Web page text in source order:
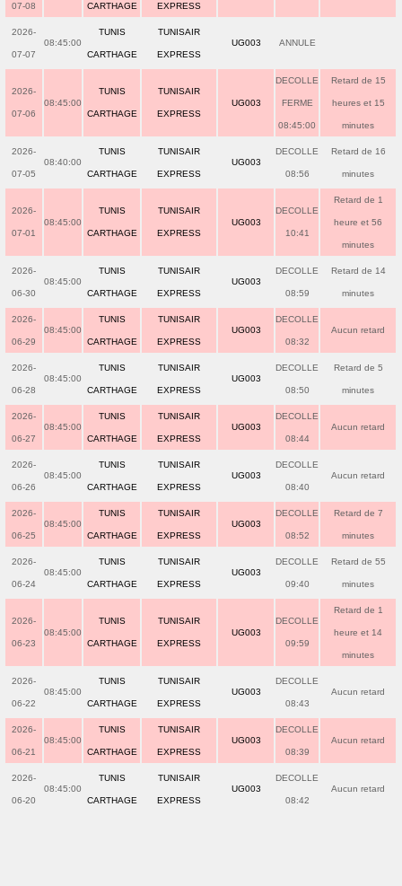
07-08 CARTHAGE EXPRESS
2026-
07-07
08:45:00
TUNIS
CARTHAGE
TUNISAIR
EXPRESS
UG003 ANNULE
2026-
07-06
08:45:00
TUNIS
CARTHAGE
TUNISAIR
EXPRESS
UG003
DECOLLE
FERME
08:45:00
Retard de 15
heures et 15
minutes
2026-
07-05
08:40:00
TUNIS
CARTHAGE
TUNISAIR
EXPRESS
UG003
DECOLLE
08:56
Retard de 16
minutes
2026-
07-01
08:45:00
TUNIS
CARTHAGE
TUNISAIR
EXPRESS
UG003
DECOLLE
10:41
Retard de 1
heure et 56
minutes
2026-
06-30
08:45:00
TUNIS
CARTHAGE
TUNISAIR
EXPRESS
UG003
DECOLLE
08:59
Retard de 14
minutes
2026-
06-29
08:45:00
TUNIS
CARTHAGE
TUNISAIR
EXPRESS
UG003
DECOLLE
08:32
Aucun retard
2026-
06-28
08:45:00
TUNIS
CARTHAGE
TUNISAIR
EXPRESS
UG003
DECOLLE
08:50
Retard de 5
minutes
2026-
06-27
08:45:00
TUNIS
CARTHAGE
TUNISAIR
EXPRESS
UG003
DECOLLE
08:44
Aucun retard
2026-
06-26
08:45:00
TUNIS
CARTHAGE
TUNISAIR
EXPRESS
UG003
DECOLLE
08:40
Aucun retard
2026-
06-25
08:45:00
TUNIS
CARTHAGE
TUNISAIR
EXPRESS
UG003
DECOLLE
08:52
Retard de 7
minutes
2026-
06-24
08:45:00
TUNIS
CARTHAGE
TUNISAIR
EXPRESS
UG003
DECOLLE
09:40
Retard de 55
minutes
2026-
06-23
08:45:00
TUNIS
CARTHAGE
TUNISAIR
EXPRESS
UG003
DECOLLE
09:59
Retard de 1
heure et 14
minutes
2026-
06-22
08:45:00
TUNIS
CARTHAGE
TUNISAIR
EXPRESS
UG003
DECOLLE
08:43
Aucun retard
2026-
06-21
08:45:00
TUNIS
CARTHAGE
TUNISAIR
EXPRESS
UG003
DECOLLE
08:39
Aucun retard
2026-
06-20
08:45:00
TUNIS
CARTHAGE
TUNISAIR
EXPRESS
UG003
DECOLLE
08:42
Aucun retard